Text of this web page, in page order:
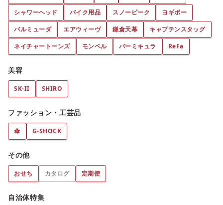
シャワーヘッド
バイク用品 スノーピーク
ヨギボー
バルミューダ
エアウィーヴ 鎌倉天幕
キャプテンスタッグ
ネイチャートーンズ
モンベル バーミキュラ ReFa
美容
SK-II SHIRO
ファッション・工芸品
傘 G-SHOCK
その他
おせち カタログ 定期便
自治体特集